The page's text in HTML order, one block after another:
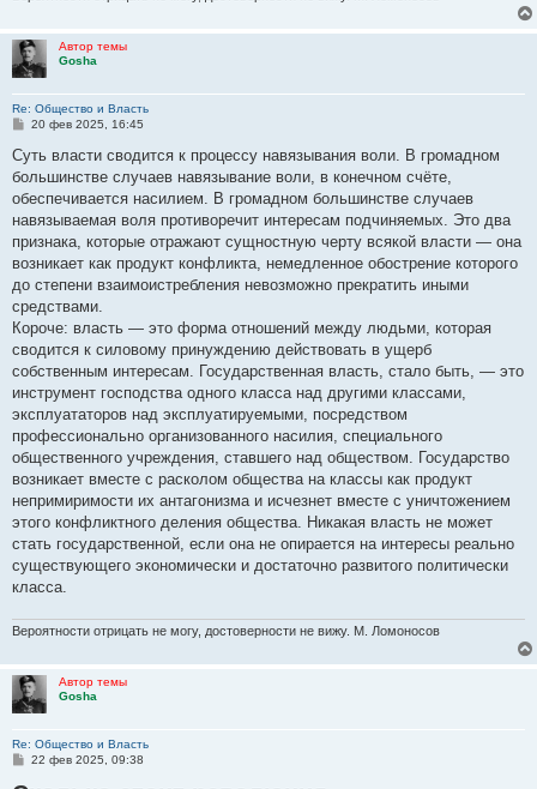
Автор темы
Gosha
Re: Общество и Власть
С
о
б
щ
е
и
е
20 фев 2025, 16:45
Суть власти сводится к процессу навязывания воли. В громадном
большинстве случаев навязывание воли, в конечном счёте,
обеспечивается насилием. В громадном большинстве случаев
навязываемая воля противоречит интересам подчиняемых. Это два
признака, которые отражают сущностную черту всякой власти — она
возникает как продукт конфликта, немедленное обострение которого
до степени взаимоистребления невозможно прекратить иными
средствами.
Короче: власть — это форма отношений между людьми, которая
сводится к силовому принуждению действовать в ущерб
собственным интересам. Государственная власть, стало быть, — это
инструмент господства одного класса над другими классами,
эксплуататоров над эксплуатируемыми, посредством
профессионально организованного насилия, специального
общественного учреждения, ставшего над обществом. Государство
возникает вместе с расколом общества на классы как продукт
непримиримости их антагонизма и исчезнет вместе с уничтожением
этого конфликтного деления общества. Никакая власть не может
стать государственной, если она не опирается на интересы реально
существующего экономически и достаточно развитого политически
класса.
Вероятности отрицать не могу, достоверности не вижу. М. Ломоносов
Автор темы
Gosha
Re: Общество и Власть
С22 фев 2025, 09:38